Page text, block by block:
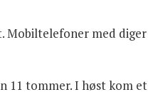
Mobiltelefoner med diger
11 tommer. I høst kom et